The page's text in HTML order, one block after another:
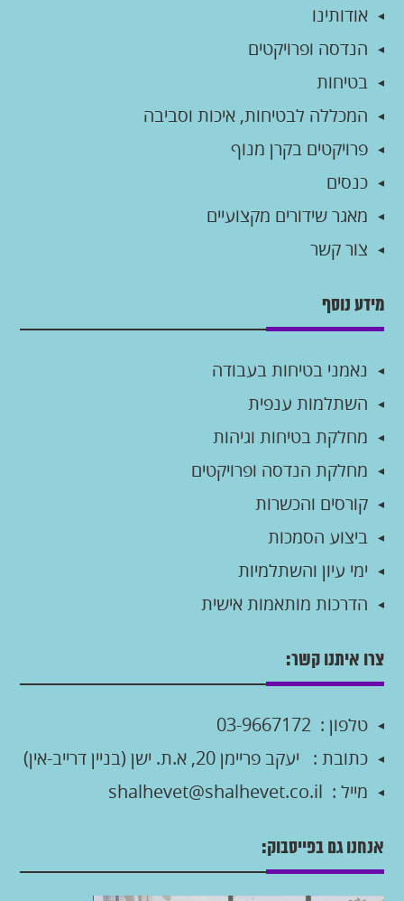
אודותינו
הנדסה ופרויקטים
בטיחות
המכללה לבטיחות, איכות וסביבה
פרויקטים בקרן מנוף
כנסים
מאגר שידורים מקצועיים
צור קשר
מידע נוסף
נאמני בטיחות בעבודה
השתלמות ענפית
מחלקת בטיחות וגיהות
מחלקת הנדסה ופרויקטים
קורסים והכשרות
ביצוע הסמכות
ימי עיון והשתלמיות
הדרכות מותאמות אישית
צרו איתנו קשר:
טלפון : 03-9667172
כתובת :
יעקב פריימן 20, א.ת. ישן (בניין דרייב-אין)
מייל : shalhevet@shalhevet.co.il
אנחנו גם בפייסבוק: